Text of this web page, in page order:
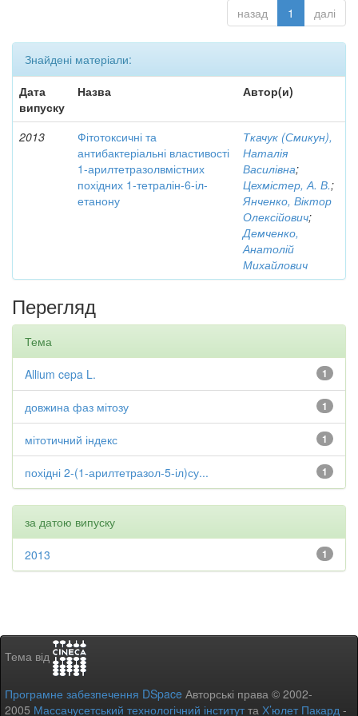
назад 1 далі
Знайдені матеріали:
Дата
випуску
Назва Автор(и)
2013
Фітотоксичні та
антибактеріальні властивості
1-арилтетразолвмістних
похідних 1-тетралін-6-іл-
етанону
Ткачук (Смикун),
Наталія
Василівна;
Цехмістер, А. В.;
Янченко, Віктор
Олексійович;
Демченко,
Анатолій
Михайлович
Перегляд
Тема
1
Allium cepa L.
1
довжина фаз мітозу
1
мітотичний індекс
1
похідні 2-(1-арилтетразол-5-іл)су...
за датою випуску
1
2013
Тема від
Програмне забезпечення DSpace Авторські права © 2002-
2005 Массачусетський технологічний інститутта Х’юлет Пакард -